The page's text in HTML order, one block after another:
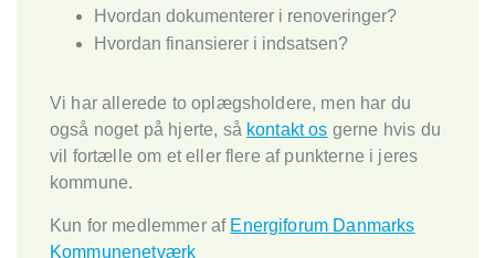
Hvordan dokumenterer i renoveringer?
Hvordan finansierer i indsatsen?
Vi har allerede to oplægsholdere, men har du
også noget på hjerte, så kontakt os gerne hvis du
vil fortælle om et eller flere af punkterne i jeres
kommune.
Kun for medlemmer af Energiforum Danmarks
Kommunenetværk